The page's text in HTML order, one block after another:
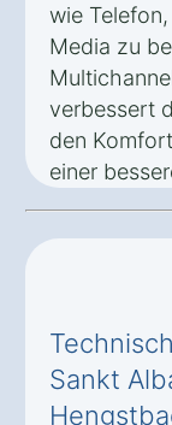
wie
Media zu
verbessert
den
einer
Sankt